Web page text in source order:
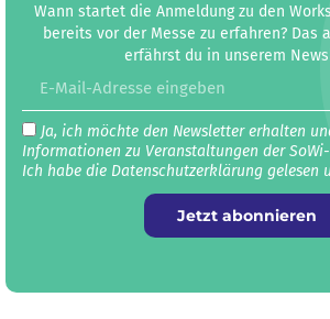
Wann startet die Anmeldung zu den
bereits vor der Messe zu erfahren? Das
erfährst du in unserem
Ja, ich möchte den Newsletter erhalten
Informationen zu Veranstaltungen der
Ich habe die Datenschutz­erklärung gelesen
Jetzt abonnieren